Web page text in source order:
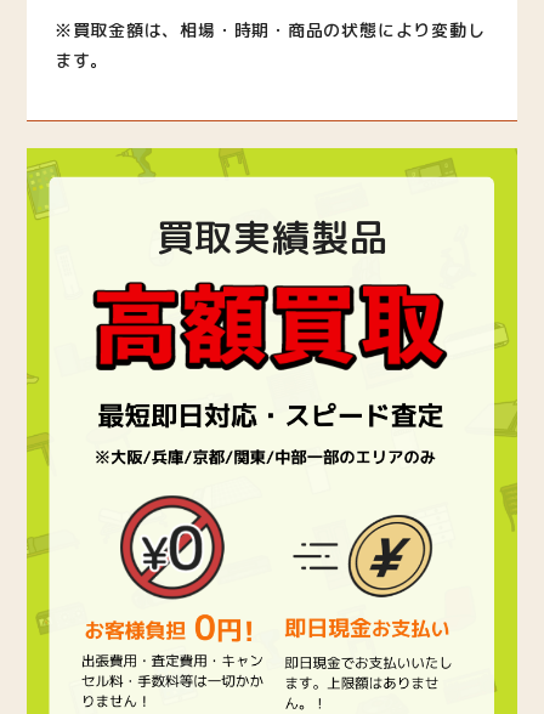
※買取金額は、相場・時期・商品の状態により変動し
ます。
買取実績製品